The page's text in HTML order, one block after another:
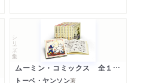
シリーズ・全集
ムーミン・コミックス 全１４巻セット
トーベ・ヤンソン著